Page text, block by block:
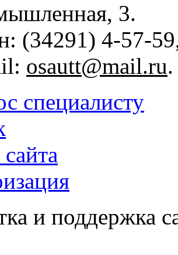
3.
(34291) 4-57-
osautt@mail.ru.
специалисту
и поддержка